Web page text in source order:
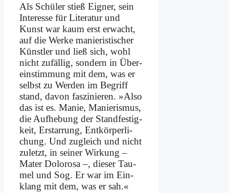
Als Schü­ler stieß Eig­ner, sein
In­ter­es­se für Li­te­ra­tur und
Kunst war kaum erst er­wacht,
auf die Wer­ke ma­nie­ri­sti­scher
Künst­ler und ließ sich, wohl
nicht zu­fäl­lig, son­dern in Über­
ein­stim­mung mit dem, was er
selbst zu Wer­den im Be­griff
stand, da­von fas­zi­nie­ren. »Al­so
das ist es. Ma­nie, Ma­nie­ris­mus,
die Auf­he­bung der Stand­fe­stig­
keit, Er­star­rung, Ent­kör­per­li­
chung. Und zu­gleich und nicht
zu­letzt, in sei­ner Wir­kung –
Ma­ter Do­lo­ro­sa –, die­ser Tau­
mel und Sog. Er war im Ein­
klang mit dem, was er sah.«